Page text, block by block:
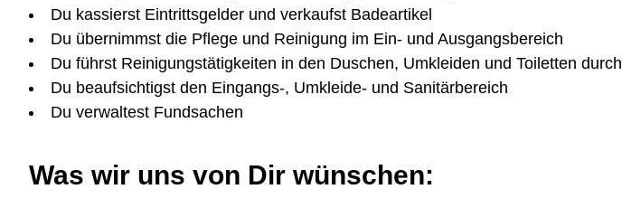
Du kassierst Eintrittsgelder und verkaufst Badeartikel
Du übernimmst die Pflege und Reinigung im Ein- und Ausgangsbereich
Du führst Reinigungstätigkeiten in den Duschen, Umkleiden und Toiletten durch
Du beaufsichtigst den Eingangs-, Umkleide- und Sanitärbereich
Du verwaltest Fundsachen
Was wir uns von Dir wünschen: